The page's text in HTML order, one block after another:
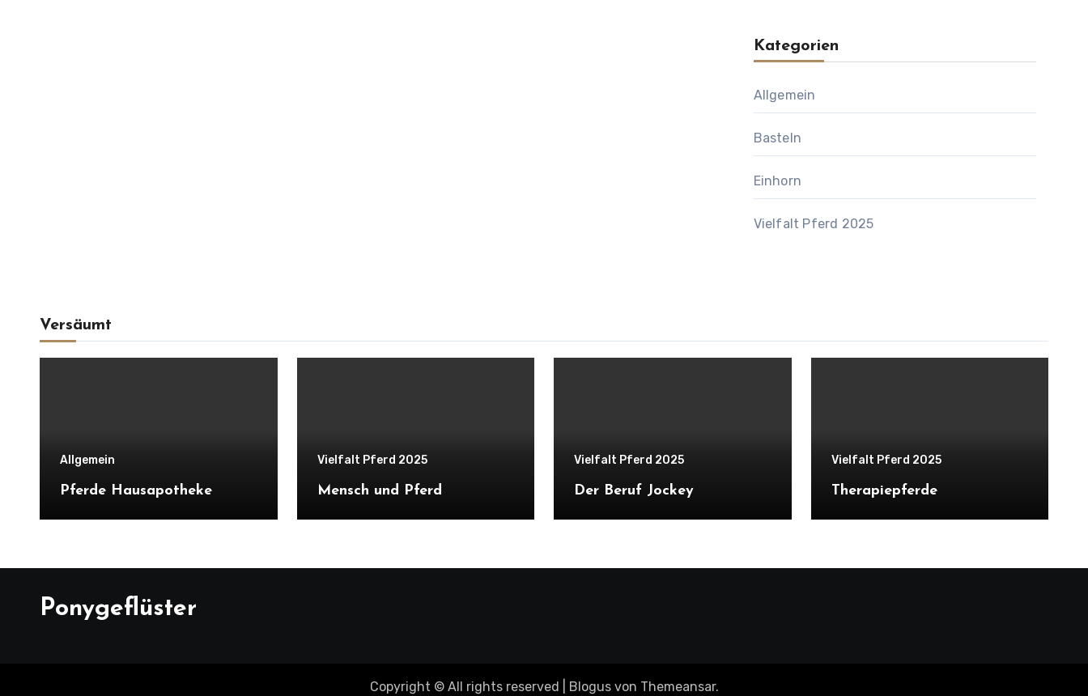
Kategorien
Allgemein
Basteln
Einhorn
Vielfalt Pferd 2025
Versäumt
Allgemein
Pferde Hausapotheke
Vielfalt Pferd 2025
Mensch und Pferd
Vielfalt Pferd 2025
Der Beruf Jockey
Vielfalt Pferd 2025
Therapiepferde
Ponygeflüster
Copyright © All rights reserved Blogusvon Themeansar.